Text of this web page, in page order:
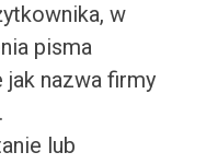
w
pisma
jak nazwa firmy
lub